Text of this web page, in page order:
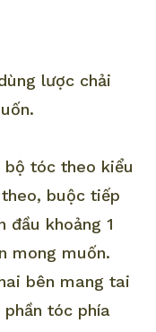
lược chải
bộ tóc theo kiểu
buộc tiếp
đầu khoảng 1
mong muốn.
bên mang tai
tóc phía